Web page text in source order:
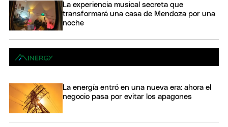
La experiencia musical secreta que
transformará una casa de Mendoza por una
noche
La energía entró en una nueva era: ahora el
negocio pasa por evitar los apagones